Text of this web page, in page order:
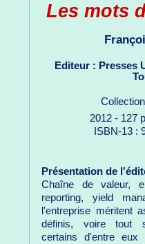
Les mots
Editeur : Presses
2012 - 127
ISBN-13 :
Présentation de
Chaîne de valeur,
reporting, yield
l'entreprise méritent
définis, voire tout
certains d'entre eux